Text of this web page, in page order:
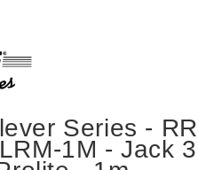
Series -
1M - Jack